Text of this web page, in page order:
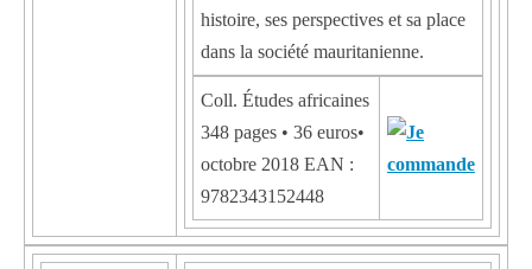
histoire, ses perspectives et sa place
dans la société mauritanienne.
Coll. Études africaines
348 pages • 36 euros•
octobre 2018 EAN :
9782343152448